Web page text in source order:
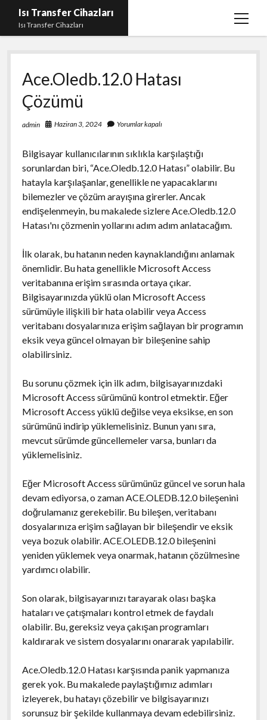
Isı Transfer Cihazları
Isı Transfer Cihazları
menüyü
Instagram Bayan Takipçi Yükseltme Hilesi Parasız
Instagram Beğeni Yükseltme Ücretsiz
instagram gizli hesap görme uygulaması
Liste
Youtube Yorum Hilesi Gerçek
Ace.Oledb.12.0 Hatası
Çözümü
admin Haziran 3, 2024 Yorumlar kapalı
Bilgisayar kullanıcılarının sıklıkla karşılaştığı
sorunlardan biri, “Ace.Oledb.12.0 Hatası” olabilir. Bu
hatayla karşılaşanlar, genellikle ne yapacaklarını
bilemezler ve çözüm arayışına girerler. Ancak
endişelenmeyin, bu makalede sizlere Ace.Oledb.12.0
Hatası'nı çözmenin yollarını adım adım anlatacağım.
İlk olarak, bu hatanın neden kaynaklandığını anlamak
önemlidir. Bu hata genellikle Microsoft Access
veritabanına erişim sırasında ortaya çıkar.
Bilgisayarınızda yüklü olan Microsoft Access
sürümüyle ilişkili bir hata olabilir veya Access
veritabanı dosyalarınıza erişim sağlayan bir programın
eksik veya güncel olmayan bir bileşenine sahip
olabilirsiniz.
Bu sorunu çözmek için ilk adım, bilgisayarınızdaki
Microsoft Access sürümünü kontrol etmektir. Eğer
Microsoft Access yüklü değilse veya eksikse, en son
sürümünü indirip yüklemelisiniz. Bunun yanı sıra,
mevcut sürümde güncellemeler varsa, bunları da
yüklemelisiniz.
Eğer Microsoft Access sürümünüz güncel ve sorun hala
devam ediyorsa, o zaman ACE.OLEDB.12.0 bileşenini
doğrulamanız gerekebilir. Bu bileşen, veritabanı
dosyalarınıza erişim sağlayan bir bileşendir ve eksik
veya bozuk olabilir. ACE.OLEDB.12.0 bileşenini
yeniden yüklemek veya onarmak, hatanın çözülmesine
yardımcı olabilir.
Son olarak, bilgisayarınızı tarayarak olası başka
hataları ve çatışmaları kontrol etmek de faydalı
olabilir. Bu, gereksiz veya çakışan programları
kaldırarak ve sistem dosyalarını onararak yapılabilir.
Ace.Oledb.12.0 Hatası karşısında panik yapmanıza
gerek yok. Bu makalede paylaştığımız adımları
izleyerek, bu hatayı çözebilir ve bilgisayarınızı
sorunsuz bir şekilde kullanmaya devam edebilirsiniz.